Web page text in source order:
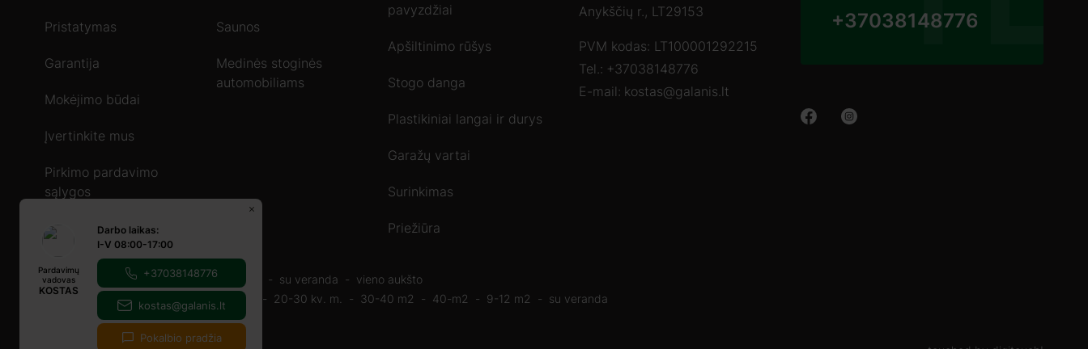
Pristatymas
Garantija
Mokėjimo būdai
Įvertinkite mus
Pirkimo pardavimo
sąlygos
Saunos
Medinės stoginės
automobiliams
pavyzdžiai
Apšiltinimo rūšys
Stogo danga
Plastikiniai langai ir durys
Garažų vartai
Surinkimas
Priežiūra
Anykščių r., LT29153
PVM kodas: LT100001292215
Tel.: +37038148776
E-mail: kostas@galanis.lt
+37038148776
Mediniai namai 40-60 m2 60-80 m2 su veranda
vieno aukšto
Mediniai nameliai
16-20-m2 20-m2 20-30 kv. m. 30-40 m2 40-m2 9-12 m2 su veranda
Pardavimų
vadovas
KOSTAS
Darbo laikas:
I-V 08:00-17:00
+37038148776
kostas@galanis.lt
Pokalbio pradžia